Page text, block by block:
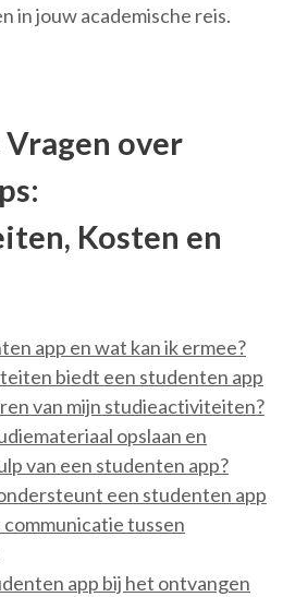
in jouw academische reis.
over
Kosten en
app en wat kan ik ermee?
biedt een studenten app
van mijn studieactiviteiten?
opslaan en
van een studenten app?
een studenten app
tussen
app bij het ontvangen